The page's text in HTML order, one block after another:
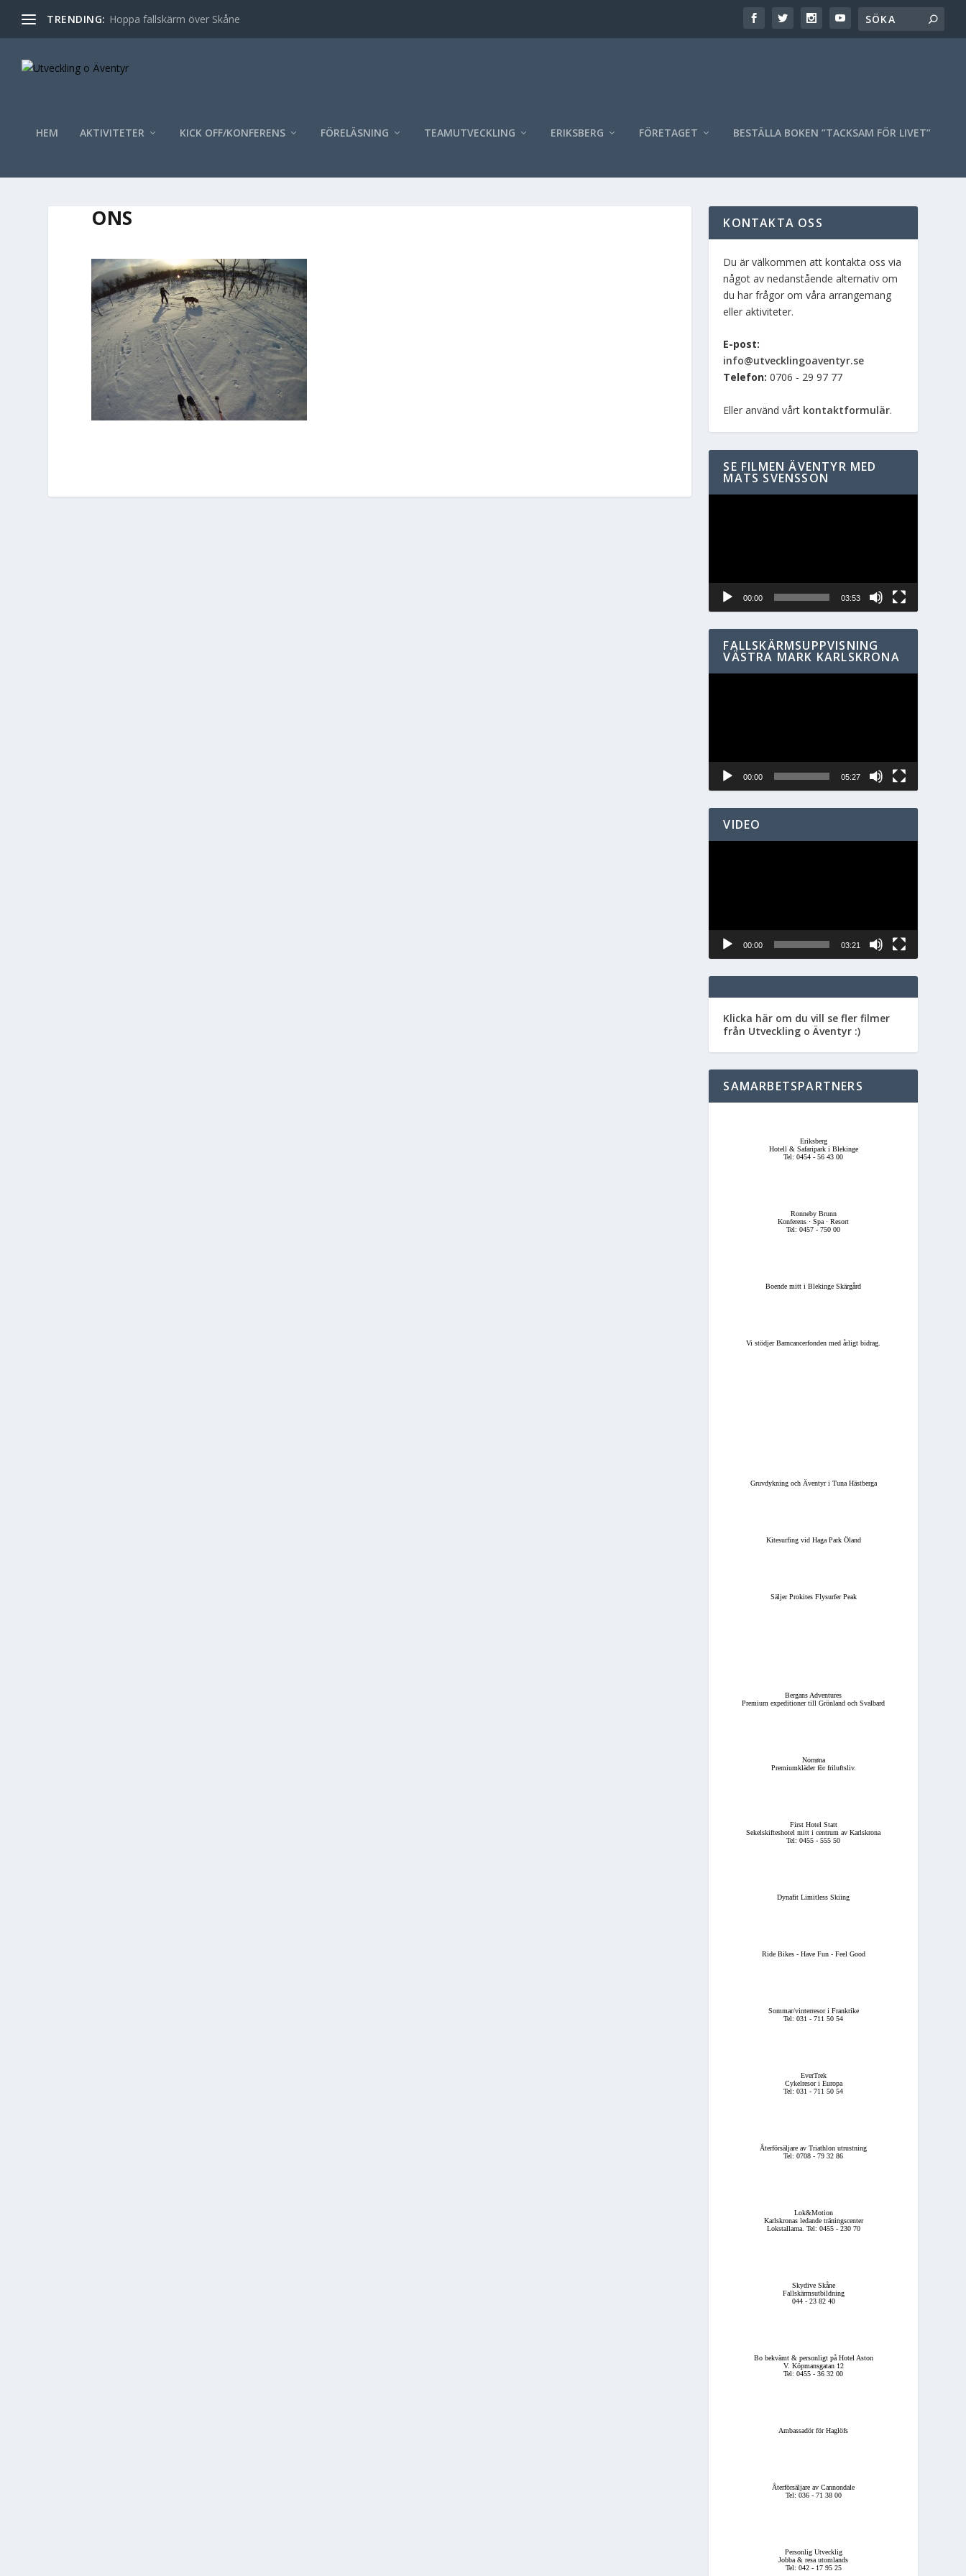
TRENDING: Hoppa fallskärm över Skåne
HEM AKTIVITETER KICK OFF/KONFERENS FÖRELÄSNING TEAMUTVECKLING ERIKSBERG FÖRETAGET BESTÄLLA BOKEN ”TACKSAM FÖR LIVET”
ONS KONTAKTA OSS
Du är välkommen att kontakta oss via
något av nedanstående alternativ om
du har frågor om våra arrangemang
eller aktiviteter.
E-post:
info@utvecklingoaventyr.se
Telefon: 0706 - 29 97 77
Eller använd vårt kontaktformulär.
SE FILMEN ÄVENTYR MED
MATS SVENSSON
00:00 03:53
FALLSKÄRMSUPPVISNING
VÄSTRA MARK KARLSKRONA
00:00 05:27
VIDEO
00:00 03:21
Klicka här om du vill se fler filmer
från Utveckling o Äventyr :)
SAMARBETSPARTNERS
Eriksberg
Hotell & Safaripark i Blekinge
Tel: 0454 - 56 43 00
Ronneby Brunn
Konferens · Spa · Resort
Tel: 0457 - 750 00
Boende mitt i Blekinge Skärgård
Vi stödjer Barncancerfonden med årligt bidrag.
Gruvdykning och Äventyr i Tuna Hästberga
Kitesurfing vid Haga Park Öland
Säljer Prokites Flysurfer Peak
Bergans Adventures
Premium expeditioner till Grönland och Svalbard
Norrøna
Premiumkläder för friluftsliv.
First Hotel Statt
Sekelskifteshotel mitt i centrum av Karlskrona
Tel: 0455 - 555 50
Dynafit Limitless Skiing
Ride Bikes - Have Fun - Feel Good
Sommar/vinterresor i Frankrike
Tel: 031 - 711 50 54
EverTrek
Cykelresor i Europa
Tel: 031 - 711 50 54
Återförsäljare av Triathlon utrustning
Tel: 0708 - 79 32 86
Lok&Motion
Karlskronas ledande träningscenter
Lokstallarna. Tel: 0455 - 230 70
Skydive Skåne
Fallskärmsutbildning
044 - 23 82 40
Bo bekvämt & personligt på Hotel Aston
V. Köpmansgatan 12
Tel: 0455 - 36 32 00
Ambassadör för Haglöfs
Återförsäljare av Cannondale
Tel: 036 - 71 38 00
Personlig Utvecklig
Jobba & resa utomlands
Tel: 042 - 17 95 25